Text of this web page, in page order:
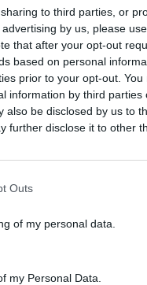
to third parties, or
by us, please
that after your opt-out
based on personal
prior to your opt-out.
information by third parties
also be disclosed by us to
further disclose it to other
Outs
of my personal data.
my Personal Data.
Presenze a voto